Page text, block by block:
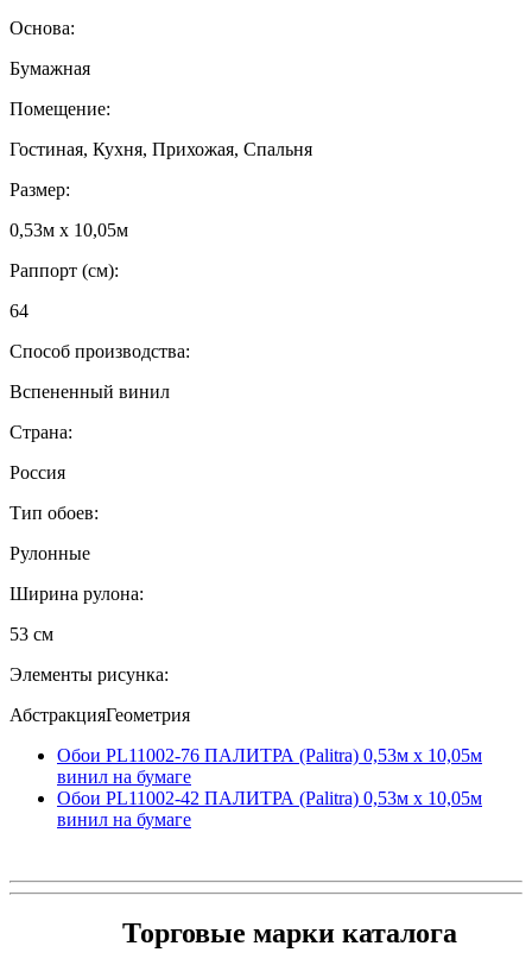
Основа:
Бумажная
Помещение:
Гостиная, Кухня, Прихожая, Спальня
Размер:
0,53м x 10,05м
Раппорт (см):
64
Способ производства:
Вспененный винил
Страна:
Россия
Тип обоев:
Рулонные
Ширина рулона:
53 см
Элементы рисунка:
АбстракцияГеометрия
Обои PL11002-76 ПАЛИТРА (Palitra) 0,53м x 10,05м
винил на бумаге
Обои PL11002-42 ПАЛИТРА (Palitra) 0,53м x 10,05м
винил на бумаге
Торговые марки каталога